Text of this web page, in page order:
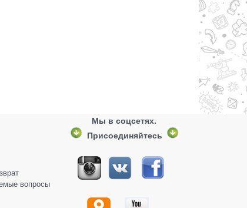
вопросы
Мы в соцсетях.
Присоединяйтесь